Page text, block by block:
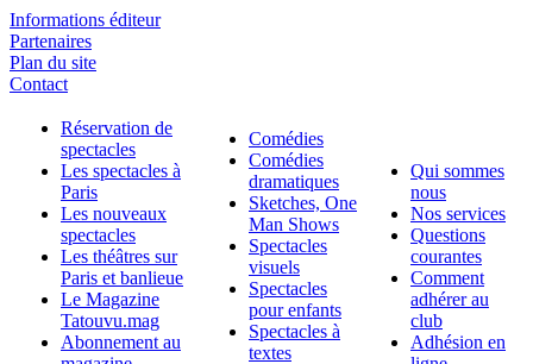
Informations éditeur
Partenaires
Plan du site
Contact
Réservation de
spectacles
Les spectacles à
Paris
Les nouveaux
spectacles
Les théâtres sur
Paris et banlieue
Le Magazine
Tatouvu.mag
Abonnement au
Comédies
Comédies
dramatiques
Sketches, One
Man Shows
Spectacles
visuels
Spectacles
pour enfants
Spectacles à
textes
Qui sommes
nous
Nos services
Questions
courantes
Comment
adhérer au
club
Adhésion en